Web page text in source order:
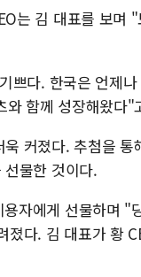
는 김 대표를 보
쁘다. 한국은 언제
함께 성장해왔다"
커졌다. 추첨을
물한 것이다.
자에게 선물하며
졌다. 김 대표가 황